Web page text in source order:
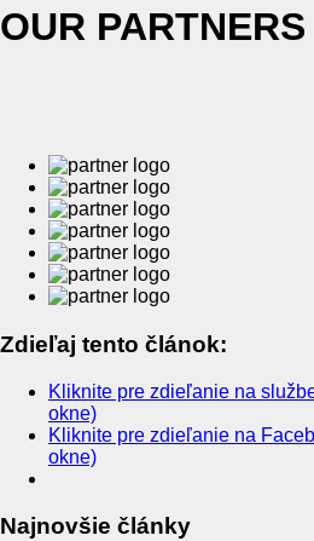
OUR PARTNERS
Zdieľaj tento článok:
Kliknite pre zdieľanie na
okne)
Kliknite pre zdieľanie na
okne)
Najnovšie články